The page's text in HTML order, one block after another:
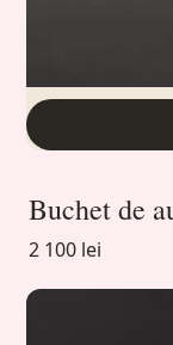
Buchet de
2 100 lei